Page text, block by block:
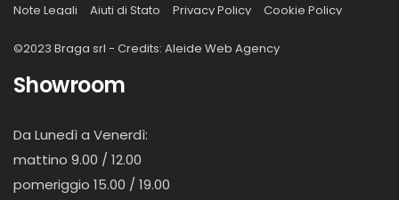
Note Legali Aiuti di Stato Privacy Policy Cookie Policy
©2023 Braga srl - Credits: Aleide Web Agency
Showroom
Da Lunedì a Venerdì:
mattino 9.00 / 12.00
pomeriggio 15.00 / 19.00